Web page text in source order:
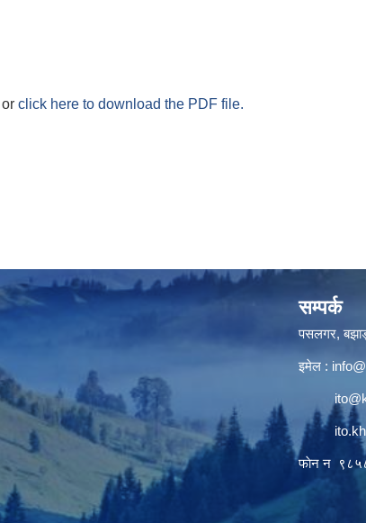
or click here to download the PDF file.
सम्पर्क
पसलगर,
इमेल :
फाेन न‌‍‍